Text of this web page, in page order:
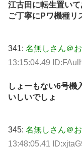
江古田に転生置い
ご丁寧にPワ機種リ
341: 名無しさん＠
13:15:04.49
しょーもない6号機
いしいでしょ
345: 名無しさん＠
13:48:05.41